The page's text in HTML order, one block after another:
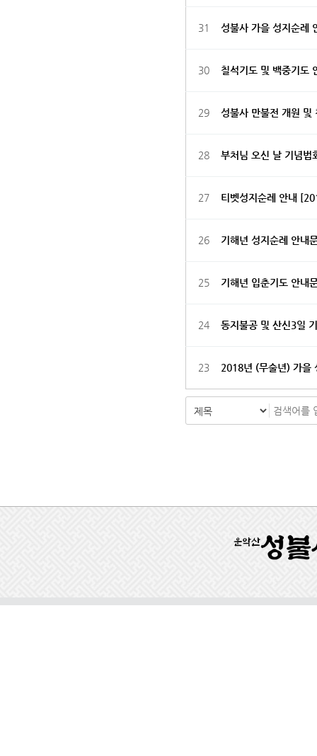
31 성불사 가을 성지순례
30 칠석기도 및 백중기도
29 성불사 만불전 개원 및
28 부처님 오신 날 기념법
27 티벳성지순례 안내
26 기해년 성지순례 안내
25 기해년 입춘기도 안내
24 동지불공 및 산신3일
23 2018년 (무술년) 가을